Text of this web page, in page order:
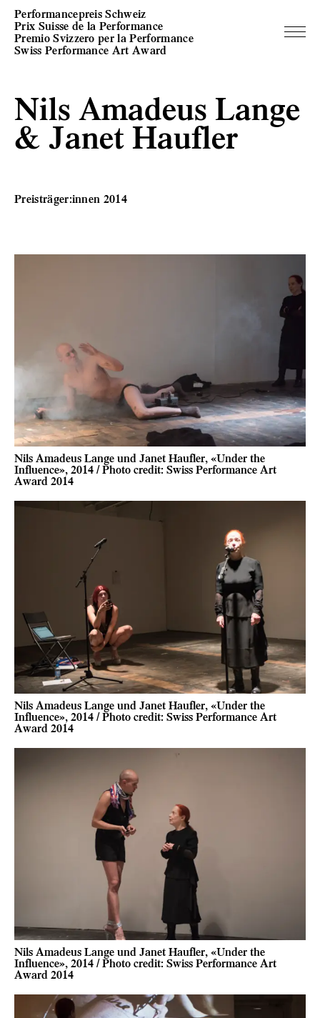
Performancepreis Schweiz
Prix Suisse de la Performance
Premio Svizzero per la Performance
Swiss Performance Art Award
Nils Amadeus Lange
& Janet Haufler
Preisträger:innen 2014
Nils Amadeus Lange und Janet Haufler, «Under the
Influence», 2014 / Photo credit: Swiss Performance Art
Award 2014
Nils Amadeus Lange und Janet Haufler, «Under the
Influence», 2014 / Photo credit: Swiss Performance Art
Award 2014
Nils Amadeus Lange und Janet Haufler, «Under the
Influence», 2014 / Photo credit: Swiss Performance Art
Award 2014